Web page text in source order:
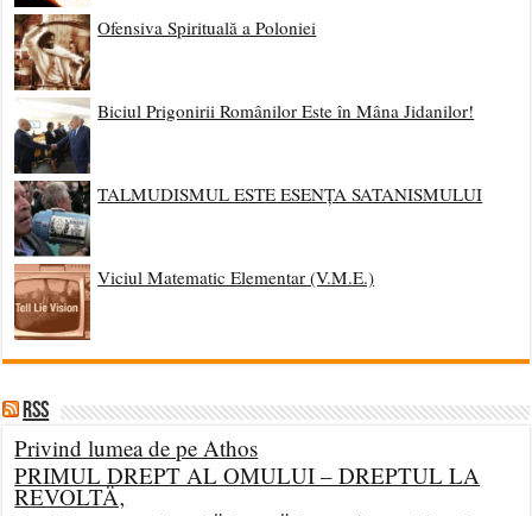
Ofensiva Spirituală a Poloniei
Biciul Prigonirii Românilor Este în Mâna Jidanilor!
TALMUDISMUL ESTE ESENȚA SATANISMULUI
Viciul Matematic Elementar (V.M.E.)
RSS
Privind lumea de pe Athos
PRIMUL DREPT AL OMULUI – DREPTUL LA
REVOLTÄ‚